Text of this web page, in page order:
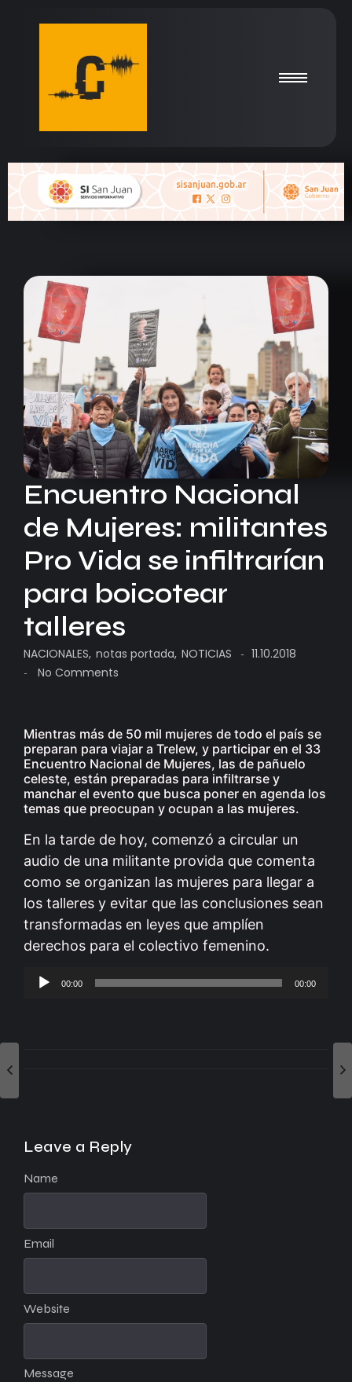
Encuentro Nacional
de Mujeres: militantes
Pro Vida se infiltrarían
para boicotear
talleres
NACIONALES, notas portada, NOTICIAS - 11.10.2018
- No Comments
Mientras más de 50 mil mujeres de todo el país se
preparan para viajar a Trelew, y participar en el 33
Encuentro Nacional de Mujeres, las de pañuelo
celeste, están preparadas para infiltrarse y
manchar el evento que busca poner en agenda los
temas que preocupan y ocupan a las mujeres.
En la tarde de hoy, comenzó a circular un
audio de una militante provida que comenta
como se organizan las mujeres para llegar a
los talleres y evitar que las conclusiones sean
transformadas en leyes que amplíen
derechos para el colectivo femenino.
Reproductor
00:00 00:00
Leave a Reply
Message
Name
Email
Website